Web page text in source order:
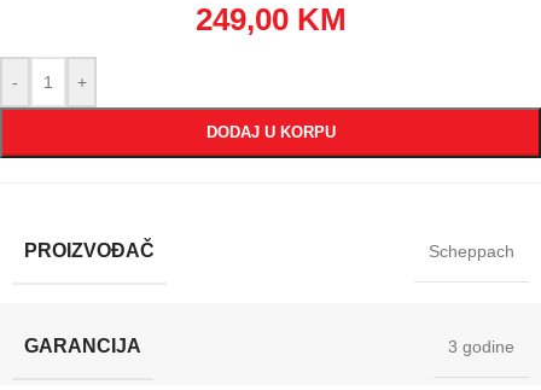
249,00 KM
- +
DODAJ U KORPU
PROIZVOĐAČ Scheppach
GARANCIJA 3 godine